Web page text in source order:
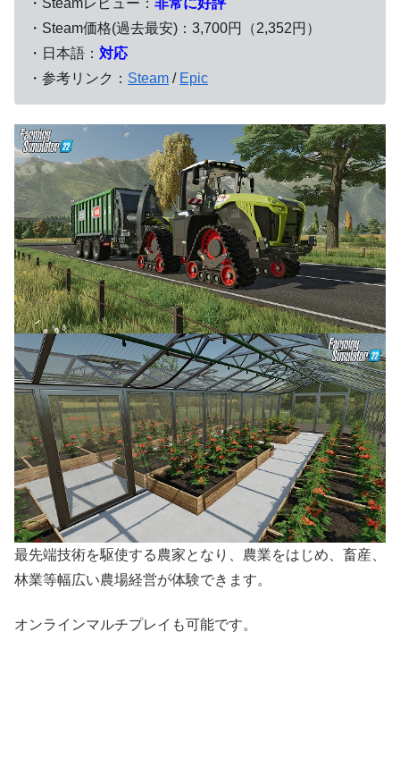
・Steam価格(過去最安)：3,700円（2,352円）
・日本語： 対応
・参考リンク： Steam / Epic
最先端技術を駆使する農家となり、農業をはじめ、畜産、
林業等幅広い農場経営が体験できます。
オンラインマルチプレイも可能です。